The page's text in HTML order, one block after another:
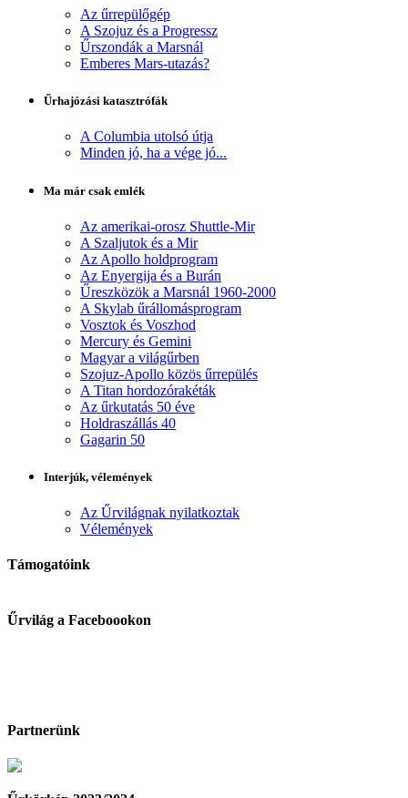
Az űrrepülőgép
A Szojuz és a Progressz
Űrszondák a Marsnál
Emberes Mars-utazás?
Űrhajózási katasztrófák
A Columbia utolsó útja
Minden jó, ha a vége jó...
Ma már csak emlék
Az amerikai-orosz Shuttle-Mir
A Szaljutok és a Mir
Az Apollo holdprogram
Az Enyergija és a Burán
Űreszközök a Marsnál 1960-2000
A Skylab űrállomásprogram
Vosztok és Voszhod
Mercury és Gemini
Magyar a világűrben
Szojuz-Apollo közös űrrepülés
A Titan hordozórakéták
Az űrkutatás 50 éve
Holdraszállás 40
Gagarin 50
Interjúk, vélemények
Az Űrvilágnak nyilatkoztak
Vélemények
Támogatóink
Űrvilág a Faceboookon
Partnerünk